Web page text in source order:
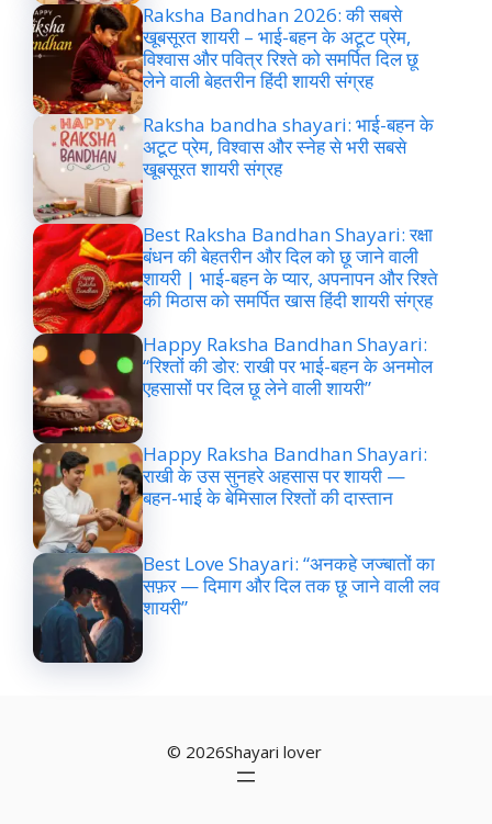
Raksha Bandhan 2026: की सबसे
खूबसूरत शायरी – भाई-बहन के अटूट प्रेम,
विश्वास और पवित्र रिश्ते को समर्पित दिल छू
लेने वाली बेहतरीन हिंदी शायरी संग्रह
Raksha bandha shayari: भाई-बहन के
अटूट प्रेम, विश्वास और स्नेह से भरी सबसे
खूबसूरत शायरी संग्रह
Best Raksha Bandhan Shayari: रक्षा
बंधन की बेहतरीन और दिल को छू जाने वाली
शायरी | भाई-बहन के प्यार, अपनापन और रिश्ते
की मिठास को समर्पित खास हिंदी शायरी संग्रह
Happy Raksha Bandhan Shayari:
“रिश्तों की डोर: राखी पर भाई-बहन के अनमोल
एहसासों पर दिल छू लेने वाली शायरी”
Happy Raksha Bandhan Shayari:
राखी के उस सुनहरे अहसास पर शायरी —
बहन-भाई के बेमिसाल रिश्तों की दास्तान
Best Love Shayari: “अनकहे जज्बातों का
सफ़र — दिमाग और दिल तक छू जाने वाली लव
शायरी”
© 2026Shayari lover